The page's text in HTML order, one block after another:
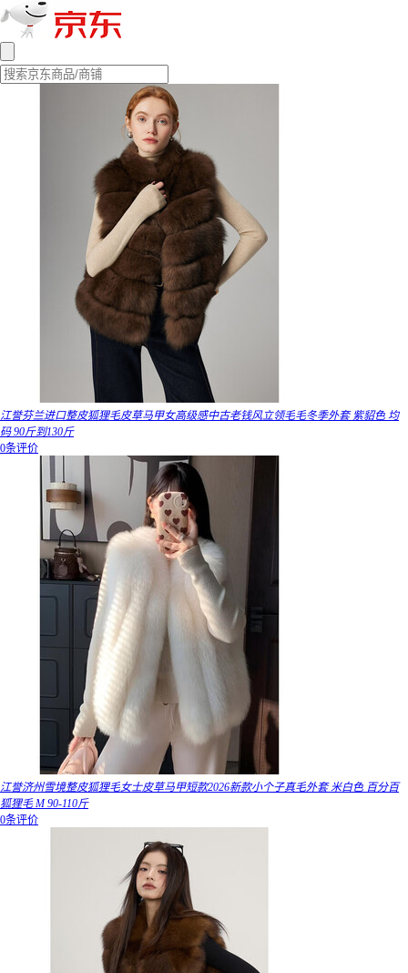
江誉芬兰进口整皮狐狸毛皮草马甲女高级感中古老钱风立领毛毛冬季外套 紫貂色 均
码 90斤到130斤
0条评价
江誉济州雪境整皮狐狸毛女士皮草马甲短款2026新款小个子真毛外套 米白色 百分百
狐狸毛 M 90-110斤
0条评价